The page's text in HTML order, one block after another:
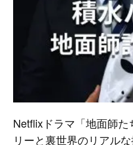
Netflixドラマ「地面師
リーと裏世界のリアル